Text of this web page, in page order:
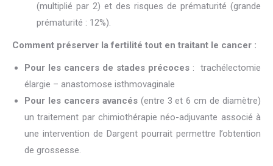
(multiplié par 2) et des risques de prématurité (grande
prématurité : 12%).
Comment préserver la fertilité tout en traitant le cancer :
Pour les cancers de stades précoces : trachélectomie
élargie – anastomose isthmovaginale
Pour les cancers avancés(entre 3 et 6 cm de diamètre)
un traitement par chimiothérapie néo-adjuvante associé à
une intervention de Dargent pourrait permettre l’obtention
de grossesse.